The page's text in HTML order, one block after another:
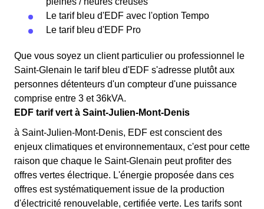
Le tarif bleu d'EDF avec l'option Tempo
Le tarif bleu d'EDF Pro
Que vous soyez un client particulier ou professionnel le
Saint-Glenain le tarif bleu d'EDF s'adresse plutôt aux
personnes détenteurs d'un compteur d'une puissance
comprise entre 3 et 36kVA.
EDF tarif vert à Saint-Julien-Mont-Denis
à Saint-Julien-Mont-Denis, EDF est conscient des
enjeux climatiques et environnementaux, c'est pour cette
raison que chaque le Saint-Glenain peut profiter des
offres vertes électrique. L'énergie proposée dans ces
offres est systématiquement issue de la production
d'électricité renouvelable, certifiée verte. Les tarifs sont